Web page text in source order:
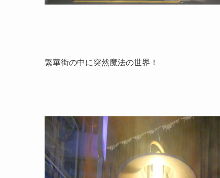
繁華街の中に突然魔法の世界！